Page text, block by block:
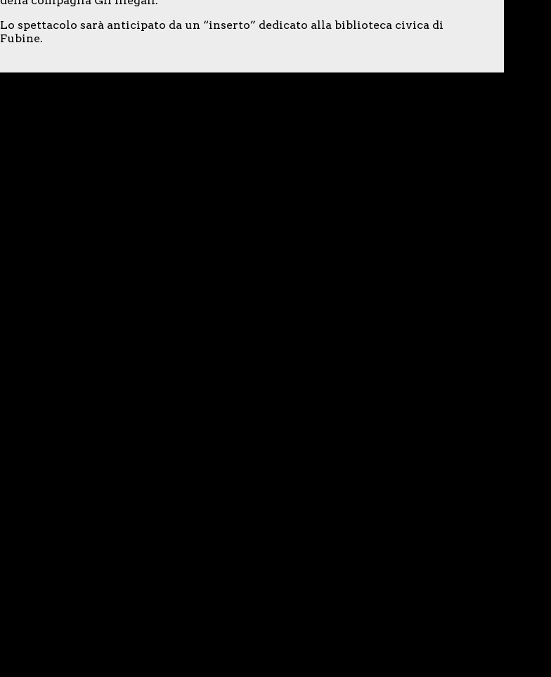
Lo spettacolo sarà anticipato da un “inserto” dedicato alla biblioteca civica di
Fubine.